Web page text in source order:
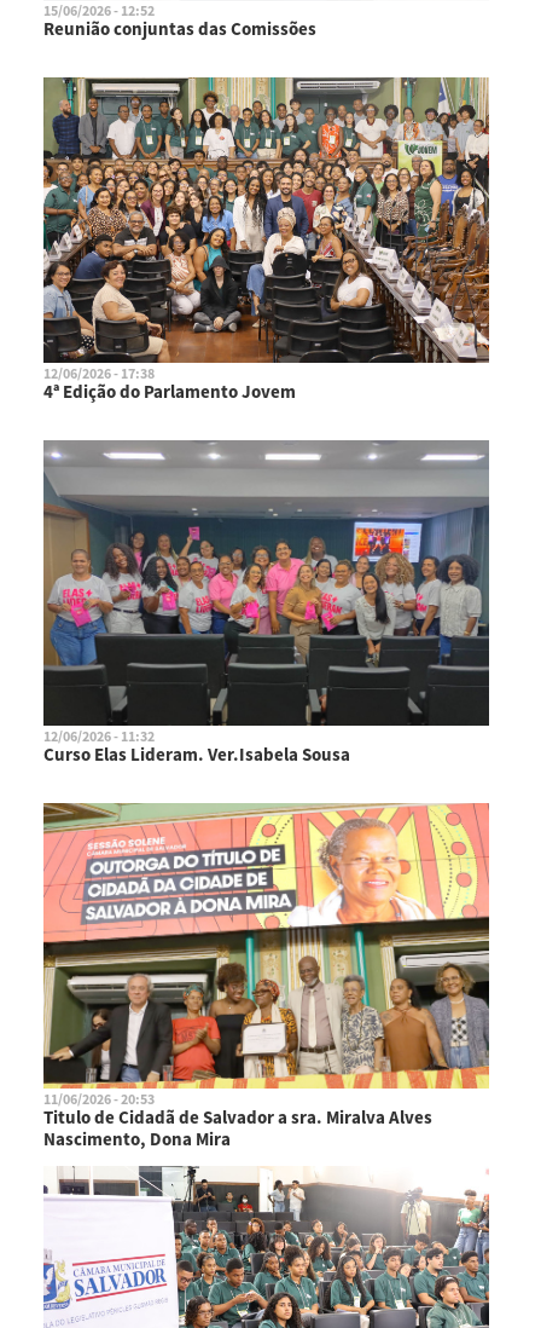
15/06/2026 - 12:52
Reunião conjuntas das Comissões
12/06/2026 - 17:38
4ª Edição do Parlamento Jovem
12/06/2026 - 11:32
Curso Elas Lideram. Ver.Isabela Sousa
11/06/2026 - 20:53
Titulo de Cidadã de Salvador a sra. Miralva Alves
Nascimento, Dona Mira